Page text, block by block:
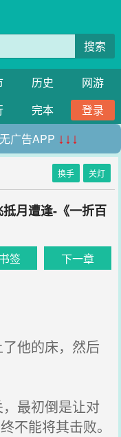
搜索
历史
网游
完本
登录
广告APP ↓↓↓
换手 关灯
月遭逢-《一折百
签 下一章
他的床，然后
最初倒是让对
不能将其击败。